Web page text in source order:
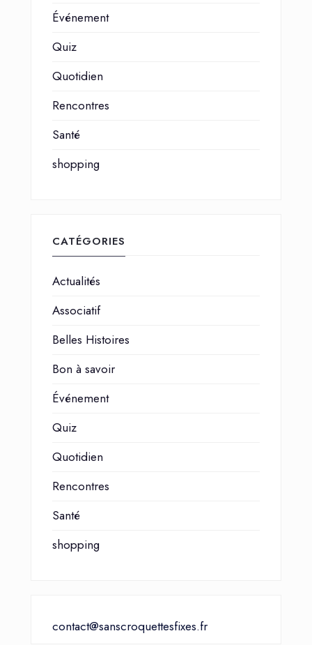
Événement
Quiz
Quotidien
Rencontres
Santé
shopping
CATÉGORIES
Actualités
Associatif
Belles Histoires
Bon à savoir
Événement
Quiz
Quotidien
Rencontres
Santé
shopping
contact@sanscroquettesfixes.fr